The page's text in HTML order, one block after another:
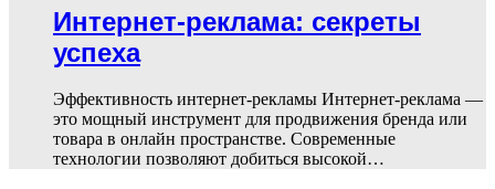
Интернет-реклама: секреты
успеха
Эффективность интернет-рекламы Интернет-реклама —
это мощный инструмент для продвижения бренда или
товара в онлайн пространстве. Современные
технологии позволяют добиться высокой…